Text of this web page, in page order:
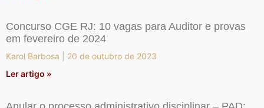
Concurso CGE RJ: 10 vagas para Auditor e provas
em fevereiro de 2024
Karol Barbosa
20 de outubro de 2023
Ler artigo »